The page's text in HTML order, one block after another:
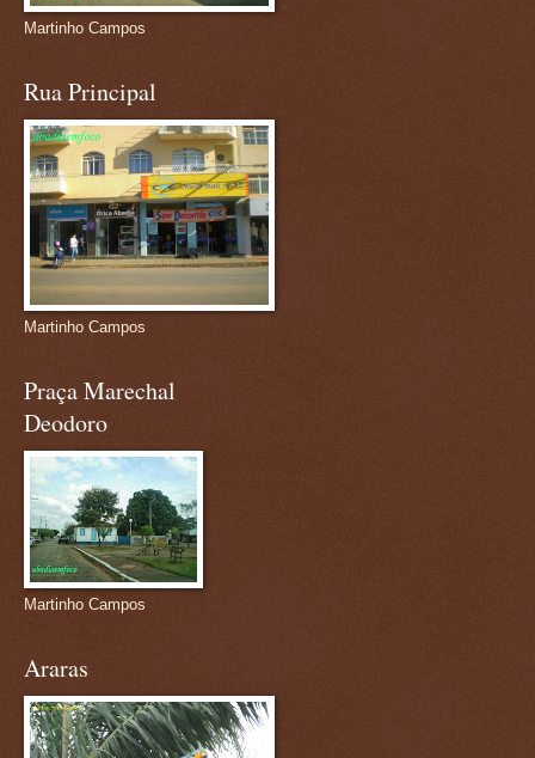
Martinho Campos
Rua Principal
Martinho Campos
Praça Marechal
Deodoro
Martinho Campos
Araras